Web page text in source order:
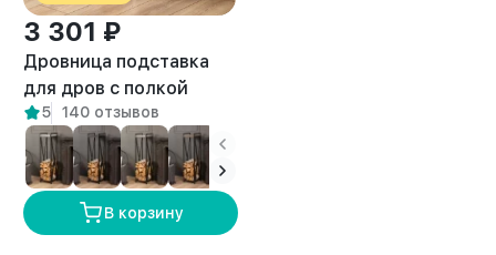
3 301 ₽
Дровница подставка
для дров с полкой
лофт Тонто белый/
амаретто
5 140 отзывов
В корзину